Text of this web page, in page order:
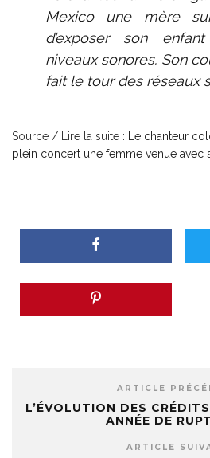
Mexico une mère
d’exposer son
niveaux sonores. Son
fait le tour des réseaux
Source / Lire la suite :
Le chanteur
plein concert une femme venue avec
ARTICLE
L’ÉVOLUTION DES
ANNÉE DE
ARTICLE